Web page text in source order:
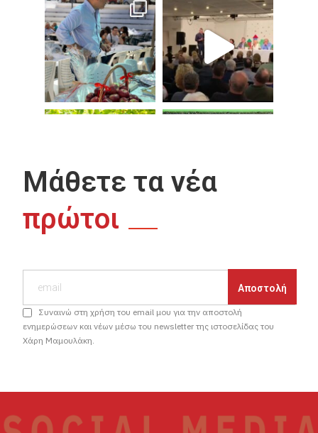
Μάθετε τα νέα
πρώτοι
Συναινώ στη χρήση του email μου για την αποστολή
ενημερώσεων και νέων μέσω του newsletter της ιστοσελίδας του
Χάρη Μαμουλάκη.